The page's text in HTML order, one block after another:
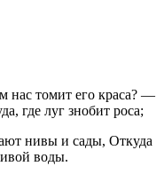
нас томит его краса? —
где луг знобит роса;
нивы и сады, Откуда
воды.